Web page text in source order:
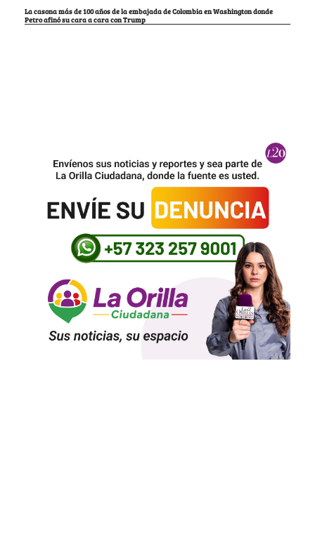
La casona más de 100 años de la embajada de Colombia en Washington donde
Petro afinó su cara a cara con Trump